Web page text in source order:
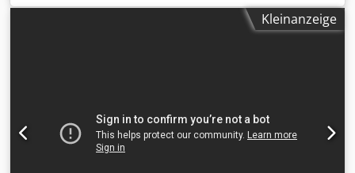
Leif Lorentz / Universal Finishing Systems Typ B 4 1000
universell einsetzbar als Vertreibereinheit, Entstaubung
2400 x 1300 x 1700 mm
Kleinanzeige